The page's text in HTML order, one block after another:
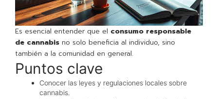
Es esencial entender que el consumo responsable
de cannabis no solo beneficia al individuo, sino
también a la comunidad en general.
Puntos clave
Conocer las leyes y regulaciones locales sobre
cannabis.